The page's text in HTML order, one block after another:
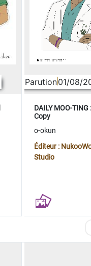
Parution01/08/
DAILY MOO-TING
Copy
o-okun
Éditeur :
Studio